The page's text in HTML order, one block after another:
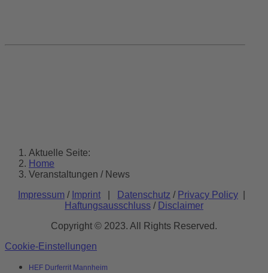
Aktuelle Seite:
Home
Veranstaltungen / News
Impressum / Imprint Datenschutz / Privacy Policy
Haftungsausschluss / Disclaimer
Copyright © 2023. All Rights Reserved.
Cookie-Einstellungen
HEF Durferrit Mannheim